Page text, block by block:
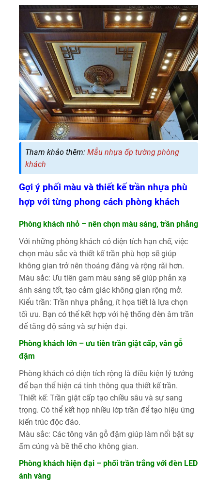
Tham khảo thêm: Mẫu nhựa ốp tường phòng
khách
Gợi ý phối màu và thiết kế trần nhựa phù
hợp với từng phong cách phòng khách
Phòng khách nhỏ – nên chọn màu sáng, trần phẳng
Với những phòng khách có diện tích hạn chế, việc
chọn màu sắc và thiết kế trần phù hợp sẽ giúp
không gian trở nên thoáng đãng và rộng rãi hơn.
Màu sắc: Ưu tiên gam màu sáng sẽ giúp phản xạ
ánh sáng tốt, tạo cảm giác không gian rộng mở.
Kiểu trần: Trần nhựa phẳng, ít họa tiết là lựa chọn
tối ưu. Bạn có thể kết hợp với hệ thống đèn âm trần
để tăng độ sáng và sự hiện đại.
Phòng khách lớn – ưu tiên trần giật cấp, vân gỗ
đậm
Phòng khách có diện tích rộng là điều kiện lý tưởng
để bạn thể hiện cá tính thông qua thiết kế trần.
Thiết kế: Trần giật cấp tạo chiều sâu và sự sang
trọng. Có thể kết hợp nhiều lớp trần để tạo hiệu ứng
kiến trúc độc đáo.
Màu sắc: Các tông vân gỗ đậm giúp làm nổi bật sự
ấm cúng và bề thế cho không gian.
Phòng khách hiện đại – phối trần trắng với đèn LED
ánh vàng